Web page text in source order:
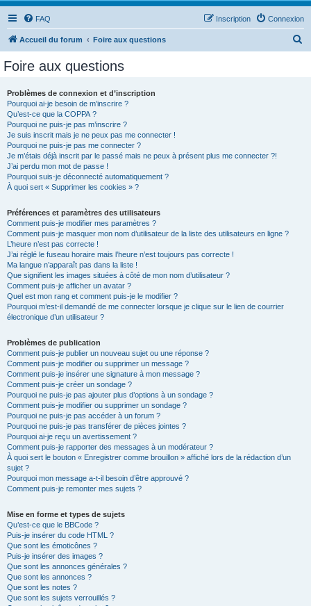
FAQ Connexion
Inscription
Accueil du forum Foire aux questions
Foire aux questions
Problèmes de connexion et d’inscription
Pourquoi ai-je besoin de m’inscrire ?
Qu’est-ce que la COPPA ?
Pourquoi ne puis-je pas m’inscrire ?
Je suis inscrit mais je ne peux pas me connecter !
Pourquoi ne puis-je pas me connecter ?
Je m’étais déjà inscrit par le passé mais ne peux à présent plus me connecter ?!
J’ai perdu mon mot de passe !
Pourquoi suis-je déconnecté automatiquement ?
À quoi sert « Supprimer les cookies » ?
Préférences et paramètres des utilisateurs
Comment puis-je modifier mes paramètres ?
Comment puis-je masquer mon nom d’utilisateur de la liste des utilisateurs en ligne ?
L’heure n’est pas correcte !
J’ai réglé le fuseau horaire mais l’heure n’est toujours pas correcte !
Ma langue n’apparaît pas dans la liste !
Que signifient les images situées à côté de mon nom d’utilisateur ?
Comment puis-je afficher un avatar ?
Quel est mon rang et comment puis-je le modifier ?
Pourquoi m’est-il demandé de me connecter lorsque je clique sur le lien de courrier
électronique d’un utilisateur ?
Problèmes de publication
Comment puis-je publier un nouveau sujet ou une réponse ?
Comment puis-je modifier ou supprimer un message ?
Comment puis-je insérer une signature à mon message ?
Comment puis-je créer un sondage ?
Pourquoi ne puis-je pas ajouter plus d’options à un sondage ?
Comment puis-je modifier ou supprimer un sondage ?
Pourquoi ne puis-je pas accéder à un forum ?
Pourquoi ne puis-je pas transférer de pièces jointes ?
Pourquoi ai-je reçu un avertissement ?
Comment puis-je rapporter des messages à un modérateur ?
À quoi sert le bouton « Enregistrer comme brouillon » affiché lors de la rédaction d’un
sujet ?
Pourquoi mon message a-t-il besoin d’être approuvé ?
Comment puis-je remonter mes sujets ?
Mise en forme et types de sujets
Qu’est-ce que le BBCode ?
Puis-je insérer du code HTML ?
Que sont les émoticônes ?
Puis-je insérer des images ?
Que sont les annonces générales ?
Que sont les annonces ?
Que sont les notes ?
Que sont les sujets verrouillés ?